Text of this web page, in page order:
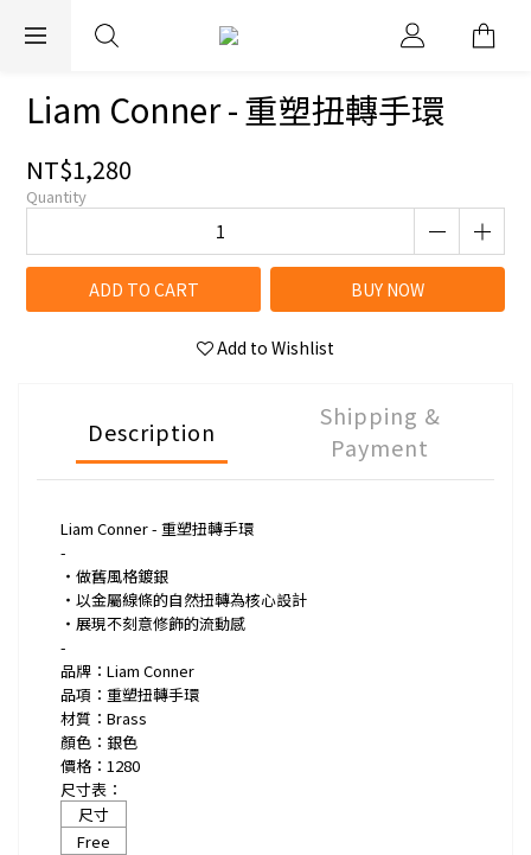
EXPRESS WORLDWIDE SHIPPING
Liam Conner - 重塑扭轉手環
NT$1,280
Quantity
ADD TO CART BUY NOW
Add to Wishlist
Description
Shipping &
Payment
Liam Conner - 重塑扭轉手環
-
・做舊風格鍍銀
・以金屬線條的自然扭轉為核心設計
・展現不刻意修飾的流動感
-
品牌：Liam Conner
品項：重塑扭轉手環
材質：Brass
顏色：銀色
價格：1280
尺寸表：
尺寸
Free